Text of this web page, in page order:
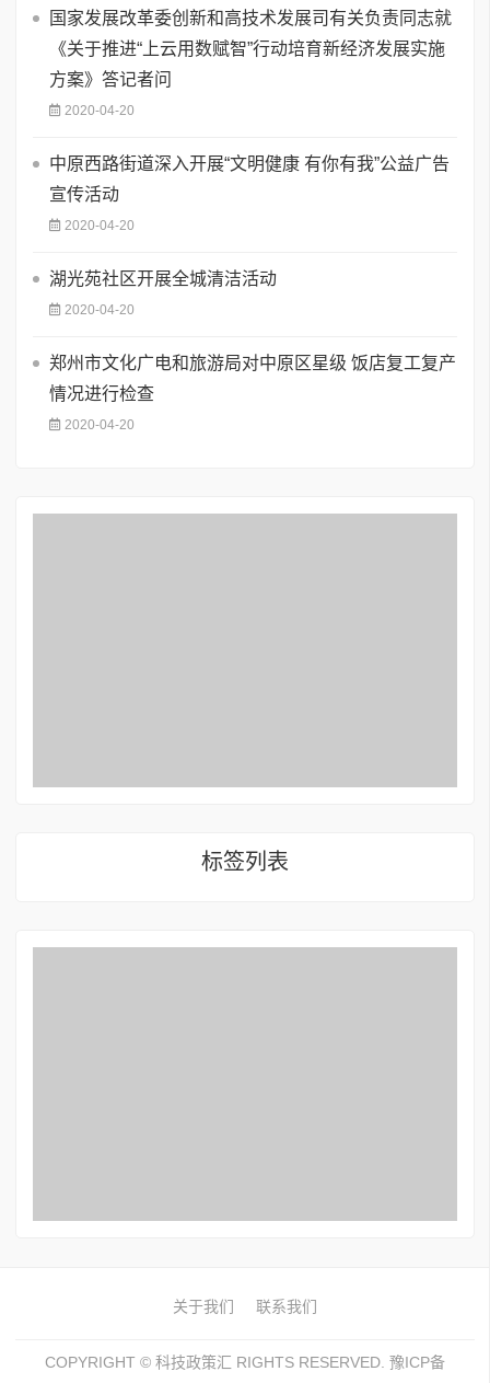
国家发展改革委创新和高技术发展司有关负责同志就
《关于推进“上云用数赋智”行动培育新经济发展实施
方案》答记者问
2020-04-20
中原西路街道深入开展“文明健康 有你有我”公益广告
宣传活动
2020-04-20
湖光苑社区开展全城清洁活动
2020-04-20
郑州市文化广电和旅游局对中原区星级 饭店复工复产
情况进行检查
2020-04-20
标签列表
关于我们 联系我们
COPYRIGHT © 科技政策汇 RIGHTS RESERVED. 豫ICP备